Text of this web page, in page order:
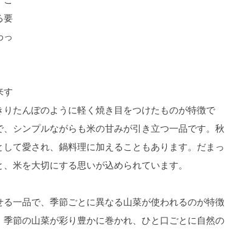
要
っ
す
たんぽのように軽く焼き目をつけたものが特徴で
シンプルながらも米の甘みが引き立つ一品です。秋
て愛され、鍋料理に加えることもあります。だまっ
米を大切にする思いが込められています。
一品で、季節ごとに異なる山菜が使われるのが特徴
節の山菜が彩り豊かに巻かれ、ひと口ごとに自然の